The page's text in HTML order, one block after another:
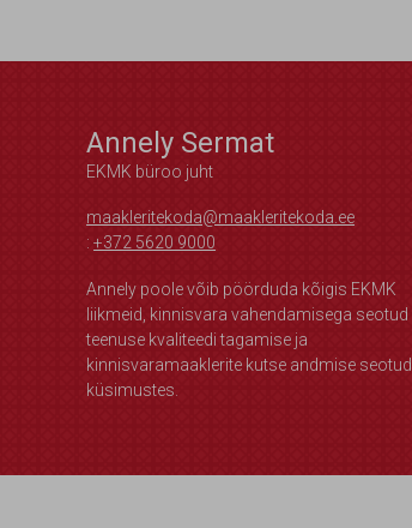
Annely Sermat
EKMK büroo juht
maakleritekoda@maakleritekoda.ee
:+372 5620 9000
Annely poole võib pöörduda kõigis EKMK
liikmeid, kinnisvara vahendamisega seotud
teenuse kvaliteedi tagamise ja
kinnisvaramaaklerite kutse andmise seotud
küsimustes.